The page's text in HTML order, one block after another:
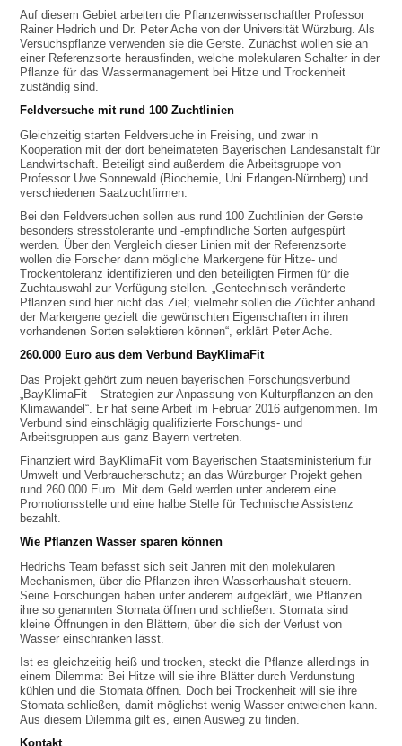
Auf diesem Gebiet arbeiten die Pflanzenwissenschaftler Professor
Rainer Hedrich und Dr. Peter Ache von der Universität Würzburg. Als
Versuchspflanze verwenden sie die Gerste. Zunächst wollen sie an
einer Referenzsorte herausfinden, welche molekularen Schalter in der
Pflanze für das Wassermanagement bei Hitze und Trockenheit
zuständig sind.
Feldversuche mit rund 100 Zuchtlinien
Gleichzeitig starten Feldversuche in Freising, und zwar in
Kooperation mit der dort beheimateten Bayerischen Landesanstalt für
Landwirtschaft. Beteiligt sind außerdem die Arbeitsgruppe von
Professor Uwe Sonnewald (Biochemie, Uni Erlangen-Nürnberg) und
verschiedenen Saatzuchtfirmen.
Bei den Feldversuchen sollen aus rund 100 Zuchtlinien der Gerste
besonders stresstolerante und -empfindliche Sorten aufgespürt
werden. Über den Vergleich dieser Linien mit der Referenzsorte
wollen die Forscher dann mögliche Markergene für Hitze- und
Trockentoleranz identifizieren und den beteiligten Firmen für die
Zuchtauswahl zur Verfügung stellen. „Gentechnisch veränderte
Pflanzen sind hier nicht das Ziel; vielmehr sollen die Züchter anhand
der Markergene gezielt die gewünschten Eigenschaften in ihren
vorhandenen Sorten selektieren können“, erklärt Peter Ache.
260.000 Euro aus dem Verbund BayKlimaFit
Das Projekt gehört zum neuen bayerischen Forschungsverbund
„BayKlimaFit – Strategien zur Anpassung von Kulturpflanzen an den
Klimawandel“. Er hat seine Arbeit im Februar 2016 aufgenommen. Im
Verbund sind einschlägig qualifizierte Forschungs- und
Arbeitsgruppen aus ganz Bayern vertreten.
Finanziert wird BayKlimaFit vom Bayerischen Staatsministerium für
Umwelt und Verbraucherschutz; an das Würzburger Projekt gehen
rund 260.000 Euro. Mit dem Geld werden unter anderem eine
Promotionsstelle und eine halbe Stelle für Technische Assistenz
bezahlt.
Wie Pflanzen Wasser sparen können
Hedrichs Team befasst sich seit Jahren mit den molekularen
Mechanismen, über die Pflanzen ihren Wasserhaushalt steuern.
Seine Forschungen haben unter anderem aufgeklärt, wie Pflanzen
ihre so genannten Stomata öffnen und schließen. Stomata sind
kleine Öffnungen in den Blättern, über die sich der Verlust von
Wasser einschränken lässt.
Ist es gleichzeitig heiß und trocken, steckt die Pflanze allerdings in
einem Dilemma: Bei Hitze will sie ihre Blätter durch Verdunstung
kühlen und die Stomata öffnen. Doch bei Trockenheit will sie ihre
Stomata schließen, damit möglichst wenig Wasser entweichen kann.
Aus diesem Dilemma gilt es, einen Ausweg zu finden.
Kontakt